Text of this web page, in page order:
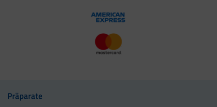
Präparate